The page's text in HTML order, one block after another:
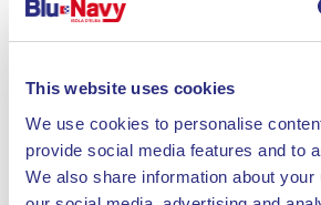
This website uses cookies
We use cookies to personalise
provide social media features and to
We also share information about